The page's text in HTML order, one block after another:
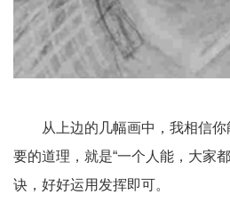
从上边的几幅画中，我相信
要的道理，就是“一个人能，大家
诀，好好运用发挥即可。